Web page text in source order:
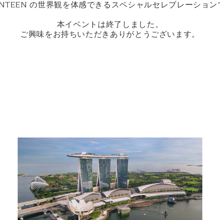
の世界観を体感できるスペシャルセレブレーション
本イベントは終了しました。
ご興味をお持ちいただきありがとうございます。